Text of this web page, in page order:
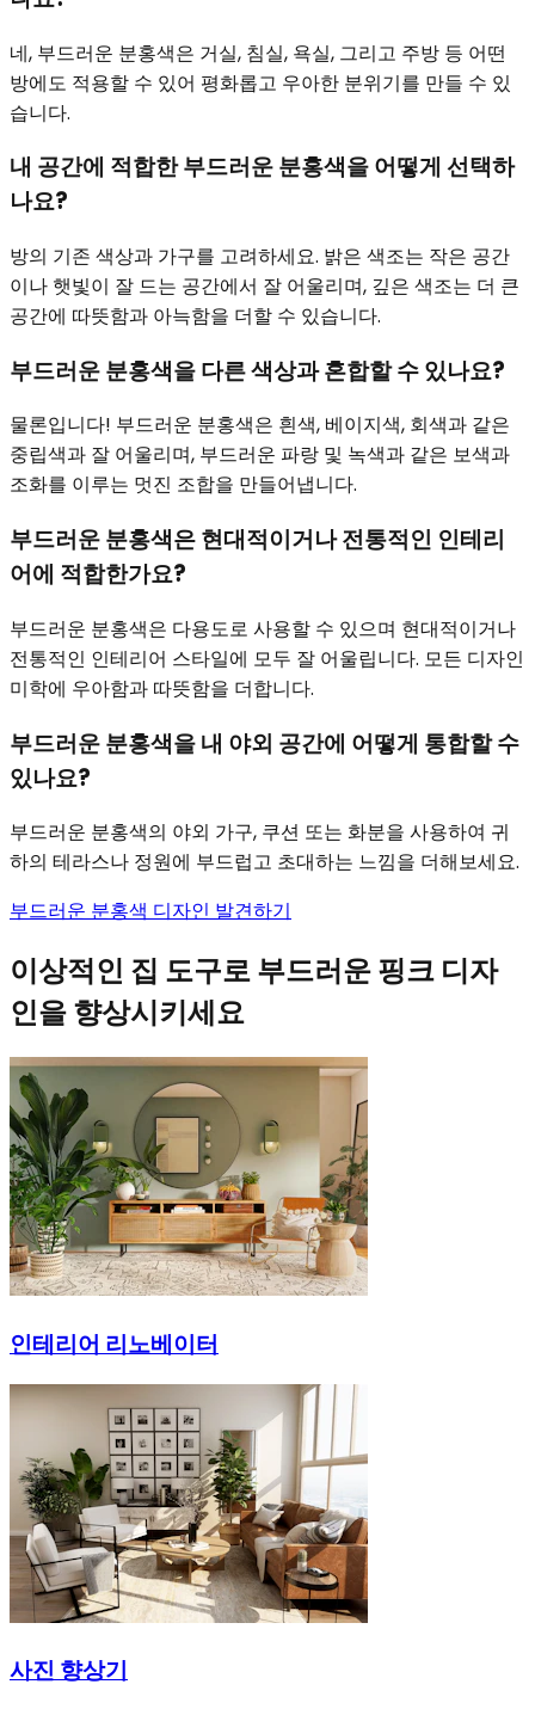
네, 부드러운 분홍색은 거실, 침실, 욕실, 그리고 주방 등 어떤
방에도 적용할 수 있어 평화롭고 우아한 분위기를 만들 수 있
습니다.
내 공간에 적합한 부드러운 분홍색을 어떻게 선택하
나요?
방의 기존 색상과 가구를 고려하세요. 밝은 색조는 작은 공간
이나 햇빛이 잘 드는 공간에서 잘 어울리며, 깊은 색조는 더 큰
공간에 따뜻함과 아늑함을 더할 수 있습니다.
부드러운 분홍색을 다른 색상과 혼합할 수 있나요?
물론입니다! 부드러운 분홍색은 흰색, 베이지색, 회색과 같은
중립색과 잘 어울리며, 부드러운 파랑 및 녹색과 같은 보색과
조화를 이루는 멋진 조합을 만들어냅니다.
부드러운 분홍색은 현대적이거나 전통적인 인테리
어에 적합한가요?
부드러운 분홍색은 다용도로 사용할 수 있으며 현대적이거나
전통적인 인테리어 스타일에 모두 잘 어울립니다. 모든 디자인
미학에 우아함과 따뜻함을 더합니다.
부드러운 분홍색을 내 야외 공간에 어떻게 통합할 수
있나요?
부드러운 분홍색의 야외 가구, 쿠션 또는 화분을 사용하여 귀
하의 테라스나 정원에 부드럽고 초대하는 느낌을 더해보세요.
부드러운 분홍색 디자인 발견하기
이상적인 집 도구로 부드러운 핑크 디자
인을 향상시키세요
인테리어 리노베이터
사진 향상기